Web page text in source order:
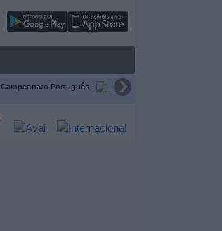
Campeonato Português Campeonato Espanhol